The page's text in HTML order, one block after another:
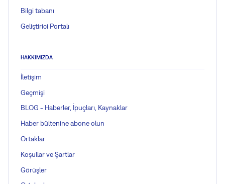
Bilgi tabanı
Geliştirici Portalı
HAKKIMIZDA
İletişim
Geçmişi
BLOG - Haberler, İpuçları, Kaynaklar
Haber bültenine abone olun
Ortaklar
Koşullar ve Şartlar
Görüşler